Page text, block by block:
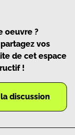
oeuvre ?
vos
de cet espace
!
discussion